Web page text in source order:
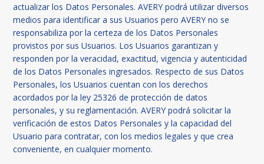
actualizar los Datos Personales. AVERY podrá utilizar diversos
medios para identificar a sus Usuarios pero AVERY no se
responsabiliza por la certeza de los Datos Personales
provistos por sus Usuarios. Los Usuarios garantizan y
responden por la veracidad, exactitud, vigencia y autenticidad
de los Datos Personales ingresados. Respecto de sus Datos
Personales, los Usuarios cuentan con los derechos
acordados por la ley 25326 de protección de datos
personales, y su reglamentación. AVERY podrá solicitar la
verificación de estos Datos Personales y la capacidad del
Usuario para contratar, con los medios legales y que crea
conveniente, en cualquier momento.